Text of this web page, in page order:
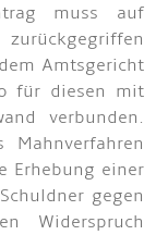
muss auf
Amtsgericht
für diesen mit
verbunden.
Erhebung einer
gegen
Widerspruch